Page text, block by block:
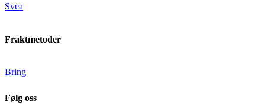
Svea
Fraktmetoder
Bring
Følg oss